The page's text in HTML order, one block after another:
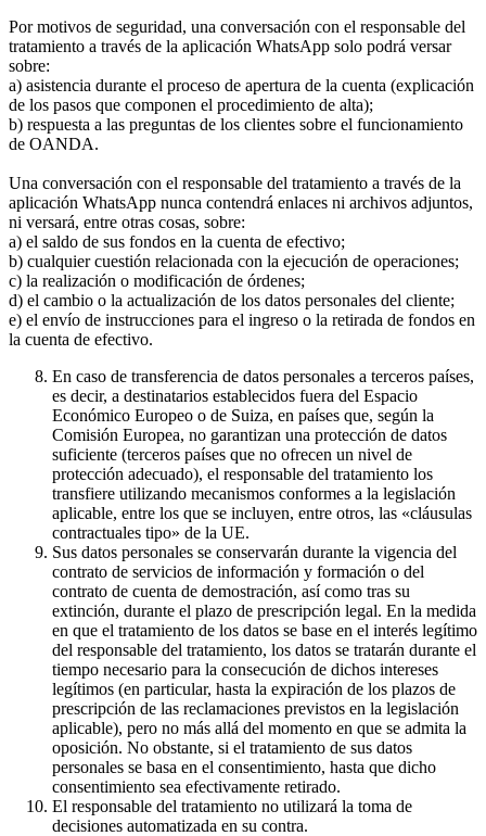
Por motivos de seguridad, una conversación con el responsable del
tratamiento a través de la aplicación WhatsApp solo podrá versar
sobre:
a) asistencia durante el proceso de apertura de la cuenta (explicación
de los pasos que componen el procedimiento de alta);
b) respuesta a las preguntas de los clientes sobre el funcionamiento
de OANDA.
Una conversación con el responsable del tratamiento a través de la
aplicación WhatsApp nunca contendrá enlaces ni archivos adjuntos,
ni versará, entre otras cosas, sobre:
a) el saldo de sus fondos en la cuenta de efectivo;
b) cualquier cuestión relacionada con la ejecución de operaciones;
c) la realización o modificación de órdenes;
d) el cambio o la actualización de los datos personales del cliente;
e) el envío de instrucciones para el ingreso o la retirada de fondos en
la cuenta de efectivo.
En caso de transferencia de datos personales a terceros países,
es decir, a destinatarios establecidos fuera del Espacio
Económico Europeo o de Suiza, en países que, según la
Comisión Europea, no garantizan una protección de datos
suficiente (terceros países que no ofrecen un nivel de
protección adecuado), el responsable del tratamiento los
transfiere utilizando mecanismos conformes a la legislación
aplicable, entre los que se incluyen, entre otros, las «cláusulas
contractuales tipo» de la UE.
Sus datos personales se conservarán durante la vigencia del
contrato de servicios de información y formación o del
contrato de cuenta de demostración, así como tras su
extinción, durante el plazo de prescripción legal. En la medida
en que el tratamiento de los datos se base en el interés legítimo
del responsable del tratamiento, los datos se tratarán durante el
tiempo necesario para la consecución de dichos intereses
legítimos (en particular, hasta la expiración de los plazos de
prescripción de las reclamaciones previstos en la legislación
aplicable), pero no más allá del momento en que se admita la
oposición. No obstante, si el tratamiento de sus datos
personales se basa en el consentimiento, hasta que dicho
consentimiento sea efectivamente retirado.
El responsable del tratamiento no utilizará la toma de
decisiones automatizada en su contra.